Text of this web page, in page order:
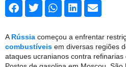
A Rússia começou a enfrentar
combustíveis em diversas regiões
ataques ucranianos contra refinarias